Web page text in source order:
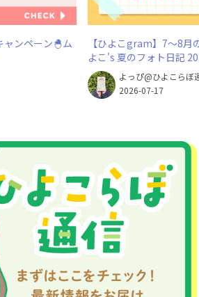
ャンペーン🐣ム
【ひよこgram】7～8
よこ's 夏のフォト日記
よっぴ@ひよこらぼ
2026-07-17